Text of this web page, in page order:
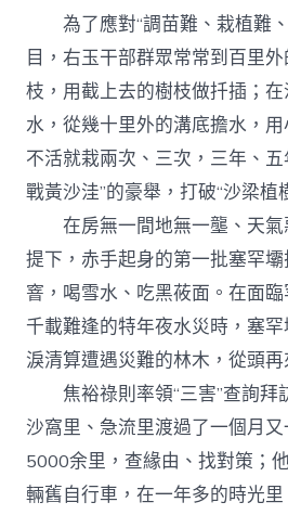
為了應對“調苗難、栽植難、
目，右玉干部群眾常常到百里
枝，用截上去的樹枝做扦插；
水，從幾十里外的溝底擔水，
不活就栽兩次、三次，三年、
戰黃沙洼”的豪舉，打破“沙梁植
在房無一間地無一壟、天氣
提下，赤手起身的第一批塞罕
窨，喝雪水、吃黑莜面。在面臨
千載難逢的特年夜水災時，塞
淚清算遭遇災難的林木，從頭再
焦裕祿則率領“三害”查詢拜
沙窩里、急流里渡過了一個月
5000余里，查緣由、找對策；
輛舊自行車，在一年多的時光